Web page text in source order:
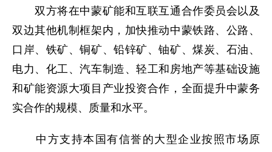
双方将在中蒙矿能和互联互通合作委员会以及
双边其他机制框架内，加快推动中蒙铁路、公路、
口岸、铁矿、铜矿、铅锌矿、铀矿、煤炭、石油、
电力、化工、汽车制造、轻工和房地产等基础设施
和矿能资源大项目产业投资合作，全面提升中蒙务
实合作的规模、质量和水平。
中方支持本国有信誉的大型企业按照市场原